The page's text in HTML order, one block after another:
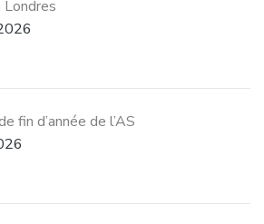
Londres
fin d’année de l’AS